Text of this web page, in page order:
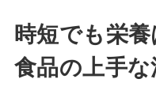
時短でも栄
食品の上手